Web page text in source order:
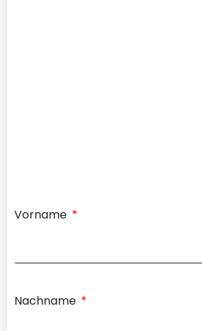
Vorname
Nachname